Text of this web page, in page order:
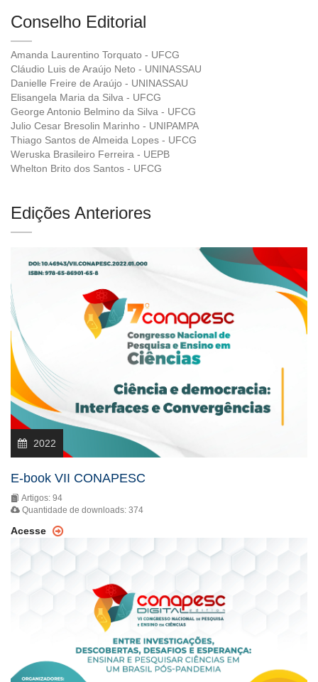
Conselho Editorial
Amanda Laurentino Torquato - UFCG
Cláudio Luis de Araújo Neto - UNINASSAU
Danielle Freire de Araújo - UNINASSAU
Elisangela Maria da Silva - UFCG
George Antonio Belmino da Silva - UFCG
Julio Cesar Bresolin Marinho - UNIPAMPA
Thiago Santos de Almeida Lopes - UFCG
Weruska Brasileiro Ferreira - UEPB
Whelton Brito dos Santos - UFCG
Edições Anteriores
2022
E-book VII CONAPESC
Artigos: 94
Quantidade de downloads: 374
Acesse